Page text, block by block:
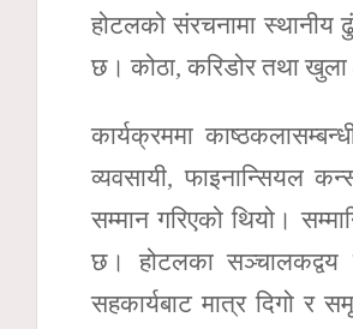
होटलको संरचनामा स्थानीय
छ। कोठा, करिडोर तथा खुला
कार्यक्रममा
व्यवसायी, फाइनान्सियल
सम्मान गरिएको थियो।
छ। होटलका सञ्चालकद्वय
सहकार्यबाट मात्र दिगो र